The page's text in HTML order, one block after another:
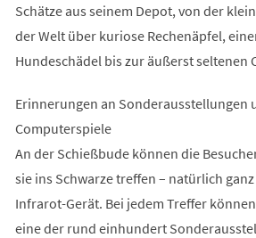
Schätze aus seinem Depot, von der
der Welt über kuriose Rechenäpfel,
Hundeschädel bis zur äußerst seltenen
Erinnerungen an Sonderausstellungen
Computerspiele
An der Schießbude können die
sie ins Schwarze treffen – natürlich
Infrarot-Gerät. Bei jedem Treffer
eine der rund einhundert